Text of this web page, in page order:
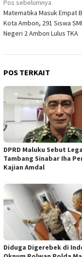
Navigasi
pos
Pos sebelumnya
Matematika Masuk Empat
Kota Ambon, 291 Siswa
Negeri 2 Ambon Lulus TKA
POS TERKAIT
DPRD Maluku Sebut
Tambang Sinabar Iha
Kajian Amdal
Diduga Digerebek di